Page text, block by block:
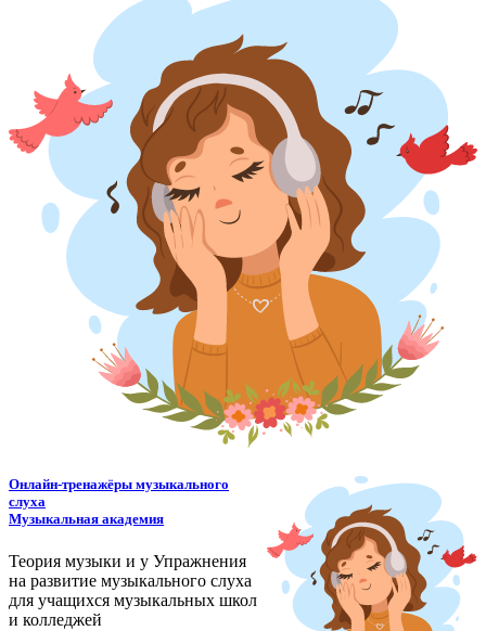
Онлайн-тренажёры музыкального
слуха
Музыкальная академия
Теория музыки и у Упражнения
на развитие музыкального слуха
для учащихся музыкальных школ
и колледжей